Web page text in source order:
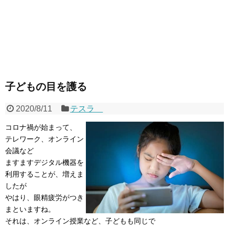
子どもの目を護る
2020/8/11 テスラ
コロナ禍が始まって、
テレワーク、オンライン
会議など
ますますデジタル機器を
利用することが、増えま
したが
やはり、眼精疲労がつき
まといますね。
それは、オンライン授業など、子どもも同じで